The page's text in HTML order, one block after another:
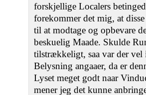
forskjellige Localers
forekommer det mig, at
til at modtage og opbevare
beskuelig Maade. Skulde
tilstrækkeligt, saa var der
Belysning angaaer, da er
Lyset meget godt naar
mener jeg det kunne